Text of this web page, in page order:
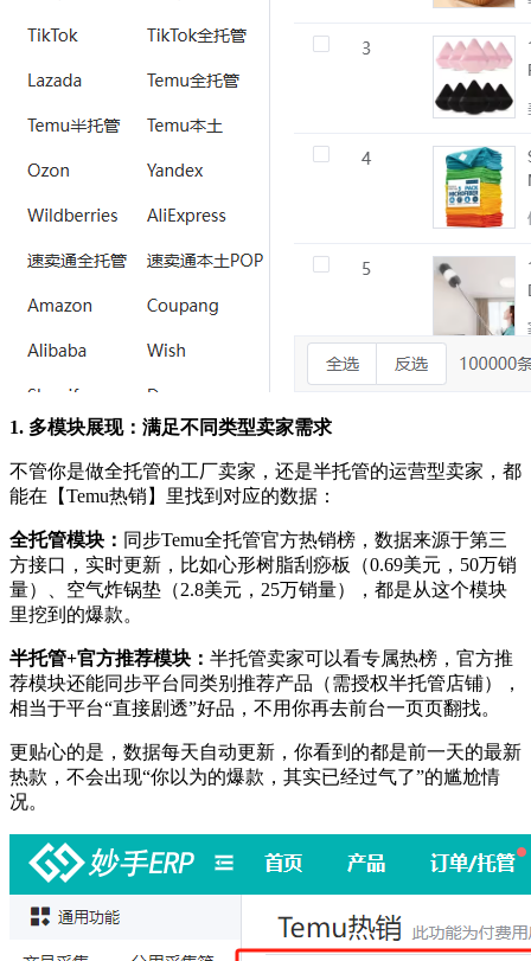
1. 多模块展现：满足不同类型卖家需求
不管你是做全托管的工厂卖家，还是半托管的运营型卖家，都
能在【Temu热销】里找到对应的数据：
全托管模块： 同步Temu全托管官方热销榜，数据来源于第三
方接口，实时更新，比如心形树脂刮痧板（0.69美元，50万销
量）、空气炸锅垫（2.8美元，25万销量），都是从这个模块
里挖到的爆款。
半托管+官方推荐模块： 半托管卖家可以看专属热榜，官方推
荐模块还能同步平台同类别推荐产品（需授权半托管店铺），
相当于平台“直接剧透”好品，不用你再去前台一页页翻找。
更贴心的是，数据每天自动更新，你看到的都是前一天的最新
热款，不会出现“你以为的爆款，其实已经过气了”的尴尬情
况。